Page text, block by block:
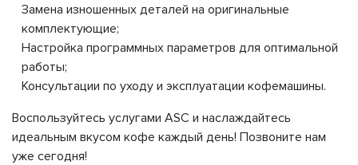
Замена изношенных деталей на оригинальные
комплектующие;
Настройка программных параметров для оптимальной
работы;
Консультации по уходу и эксплуатации кофемашины.
Воспользуйтесь услугами ASC и наслаждайтесь
идеальным вкусом кофе каждый день! Позвоните нам
уже сегодня!